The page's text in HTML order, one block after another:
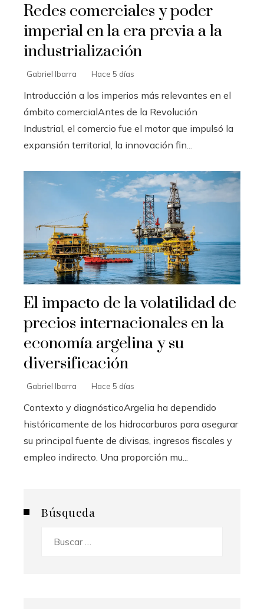
Redes comerciales y poder
imperial en la era previa a la
industrialización
Gabriel Ibarra Hace 5 días
Introducción a los imperios más relevantes en el
ámbito comercialAntes de la Revolución
Industrial, el comercio fue el motor que impulsó la
expansión territorial, la innovación fin...
El impacto de la volatilidad de
precios internacionales en la
economía argelina y su
diversificación
Gabriel Ibarra Hace 5 días
Contexto y diagnósticoArgelia ha dependido
históricamente de los hidrocarburos para asegurar
su principal fuente de divisas, ingresos fiscales y
empleo indirecto. Una proporción mu...
Búsqueda